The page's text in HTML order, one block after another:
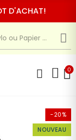
D'ACHAT!
0
-20%
NOUVEAU